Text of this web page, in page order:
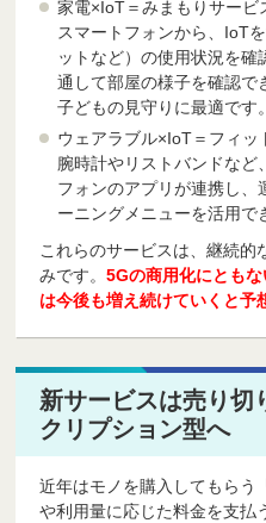
家電×IoT＝みまもりサービ
スマートフォンから、IoT
ットなど）の使用状況を確
通して部屋の様子を確認で
子どもの見守りに最適です。
ウェアラブル×IoT＝フィッ
腕時計やリストバンドなど
フォンのアプリが連携し、
ーニングメニューを活用で
これらのサービスは、継続的
みです。5Gの商用化にとも
は今後も増え続けていくと予
新サービスは売り切
クリプション型へ
近年はモノを購入してもらう
や利用量に応じた料金を支払